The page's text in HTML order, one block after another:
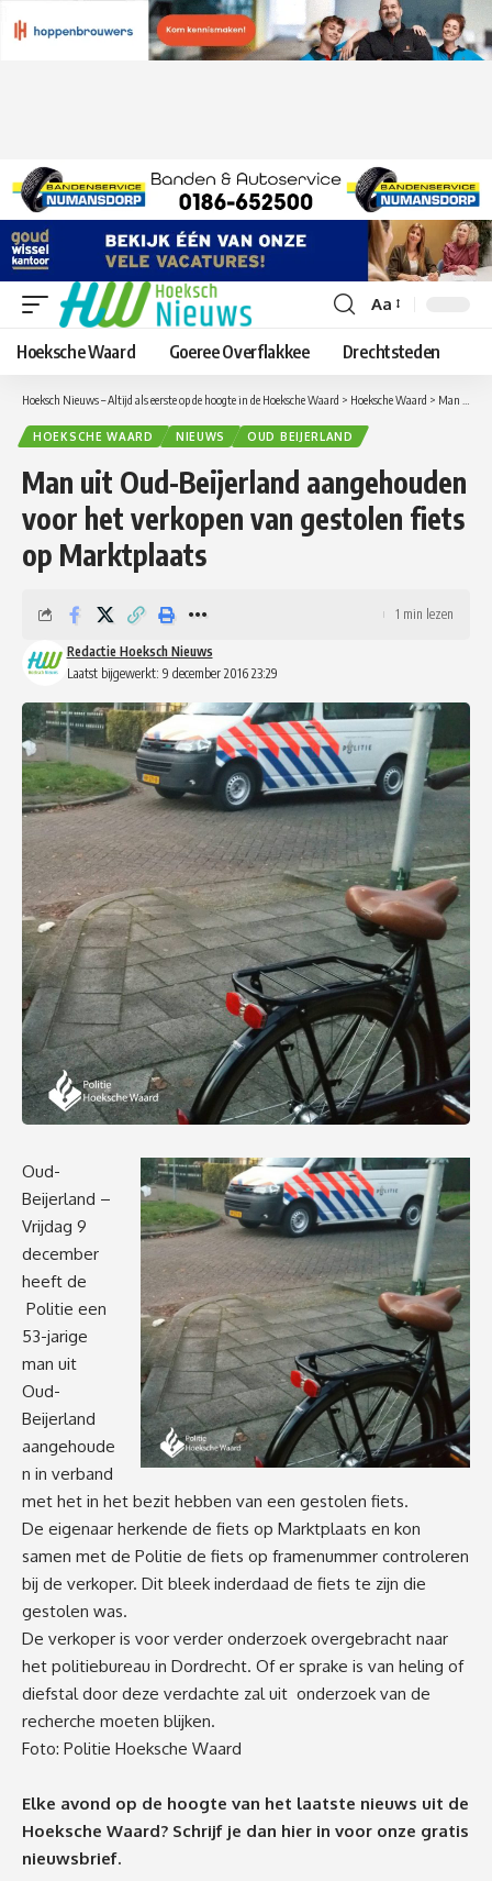
Lettergrootte
aanpassen
Aa
Hoeksche Waard Goeree Overflakkee Drechtsteden
Hoeksch Nieuws – Altijd als eerste op de hoogte in de Hoeksche Waard > Hoeksche Waard > Man uit Oud-Beijerland aangehouden voor het verkopen van gestolen fiets op Marktplaats
HOEKSCHE WAARD NIEUWS OUD BEIJERLAND
Man uit Oud-Beijerland aangehouden
voor het verkopen van gestolen fiets
op Marktplaats
Laatst bijgewerkt: 9 december 2016 23:29
Redactie Hoeksch Nieuws
1 min lezen
Oud-
Beijerland –
Vrijdag 9
december
heeft de
Politie een
53-jarige
man uit
Oud-
Beijerland
aangehoude
n in verband
met het in het bezit hebben van een gestolen fiets.
De eigenaar herkende de fiets op Marktplaats en kon
samen met de Politie de fiets op framenummer controleren
bij de verkoper. Dit bleek inderdaad de fiets te zijn die
gestolen was.
De verkoper is voor verder onderzoek overgebracht naar
het politiebureau in Dordrecht. Of er sprake is van heling of
diefstal door deze verdachte zal uit onderzoek van de
recherche moeten blijken.
Foto: Politie Hoeksche Waard
Elke avond op de hoogte van het laatste nieuws uit de
Hoeksche Waard? Schrijf je dan hier in voor onze gratis
nieuwsbrief.